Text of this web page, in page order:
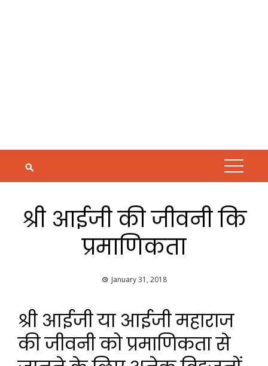
श्री आईजी की जीवनी कि
प्रमाणिकता
January 31, 2018
श्री आईजी या आईजी महाराज
की जीवनी को प्रमाणिकता से